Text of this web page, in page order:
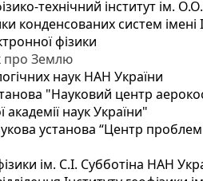
технічний інститут ім.
конденсованих систем
фізики
про Землю
наук НАН України
"Науковий центр
академії наук України"
установа “Центр проблем
ім. С.І. Субботіна НАН